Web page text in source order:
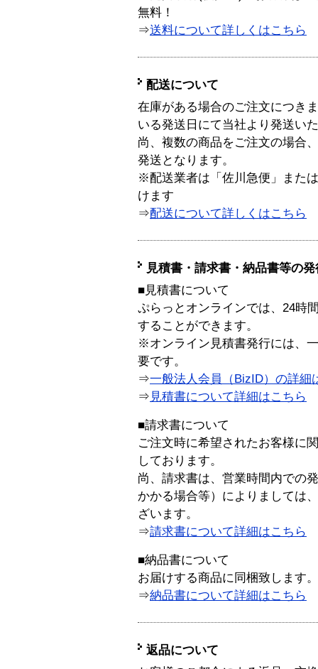
無料！
⇒送料について詳しくはこちら
配送について
在庫がある場合のご注文につき
いる発送日にて当社より発送い
尚、複数の商品をご注文の場合
発送となります。
※配送業者は「佐川急便」また
けます
⇒配送について詳しくはこちら
見積書・請求書・納品書等の
■見積書について
ぷらっとオンラインでは、24時
することができます。
※オンライン見積書発行には、
要です。
⇒一般法人会員（BizID）の詳細
⇒ 見積書について詳細はこちら
■請求書について
ご注文時に希望されたお客様に
しております。
尚、請求書は、営業時間内での
かかる場合等）によりましては
ざいます。
⇒請求書について詳細はこちら
■納品書について
お届けする商品に同梱致します。
⇒納品書について詳細はこちら
返品について